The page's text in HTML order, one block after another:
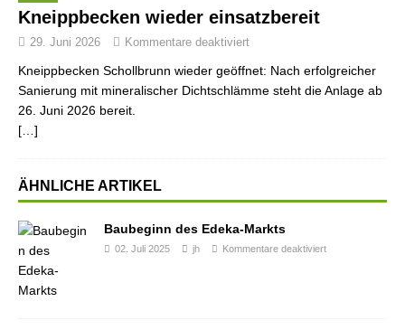
Kneippbecken wieder einsatzbereit
29. Juni 2026 Kommentare deaktiviert
Kneippbecken Schollbrunn wieder geöffnet: Nach erfolgreicher
Sanierung mit mineralischer Dichtschlämme steht die Anlage ab
26. Juni 2026 bereit.
[…]
ÄHNLICHE ARTIKEL
Baubeginn des Edeka-Markts
02. Juli 2025 jh Kommentare deaktiviert